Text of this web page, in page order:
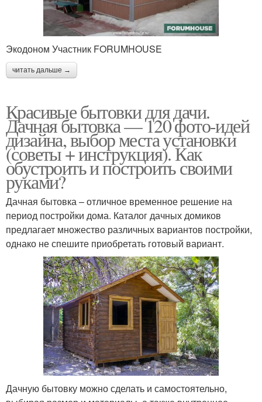
Экодоном Участник FORUMHOUSE
читать дальше →
Красивые бытовки для дачи.
Дачная бытовка — 120 фото-идей
дизайна, выбор места установки
(советы + инструкция). Как
обустроить и построить своими
руками?
Дачная бытовка – отличное временное решение на
период постройки дома. Каталог дачных домиков
предлагает множество различных вариантов постройки,
однако не спешите приобретать готовый вариант.
Дачную бытовку можно сделать и самостоятельно,